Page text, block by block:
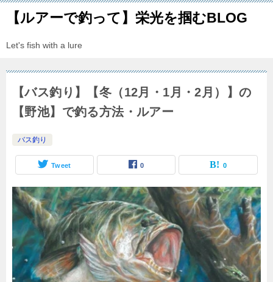
【ルアーで釣って】栄光を掴むBLOG
Let's fish with a lure
【バス釣り】【冬（12月・1月・2月）】の
【野池】で釣る方法・ルアー
バス釣り
Tweet 0 0